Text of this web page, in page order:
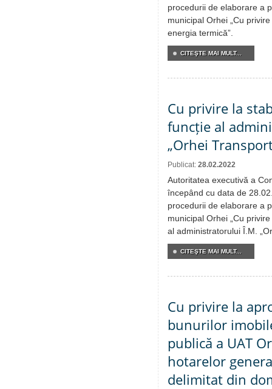
procedurii de elaborare a
municipal Orhei „Cu
energia termică”.
CITEŞTE MAI MULT...
Cu privire la
funcție al
„Orhei
Publicat: 28.02.2022
Autoritatea executivă a
începând cu data de
procedurii de elaborare a
municipal Orhei „Cu
al administratorului Î.M.
CITEŞTE MAI MULT...
Cu privire la
bunurilor
publică a UAT
hotarelor
delimitat din